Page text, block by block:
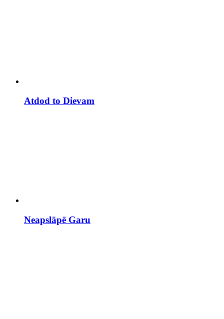
Atdod to Dievam
Neapslāpē Garu